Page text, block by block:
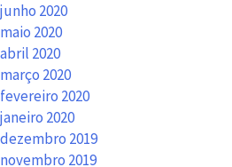
junho 2020
maio 2020
abril 2020
março 2020
fevereiro 2020
janeiro 2020
dezembro 2019
novembro 2019